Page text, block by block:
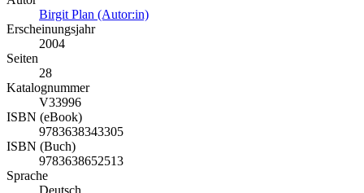
Birgit Plan (Autor:in)
Erscheinungsjahr
2004
Seiten
28
Katalognummer
V33996
ISBN (eBook)
9783638343305
ISBN (Buch)
9783638652513
Sprache